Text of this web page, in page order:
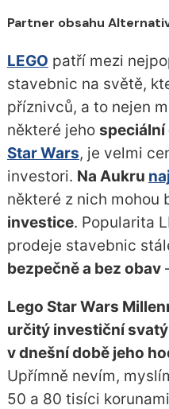
Partner obsahu
LEGO patří mezi
stavebnic na světě,
příznivců, a to nejen
některé jeho speciální
Star Wars, je velmi
investori. Na Aukru
některé z nich mohou
investice. Popularita
prodeje stavebnic
bezpečně a bez obav
Lego Star Wars
určitý investiční
v dnešní době jeho
Upřímně nevím,
50 a 80 tisíci